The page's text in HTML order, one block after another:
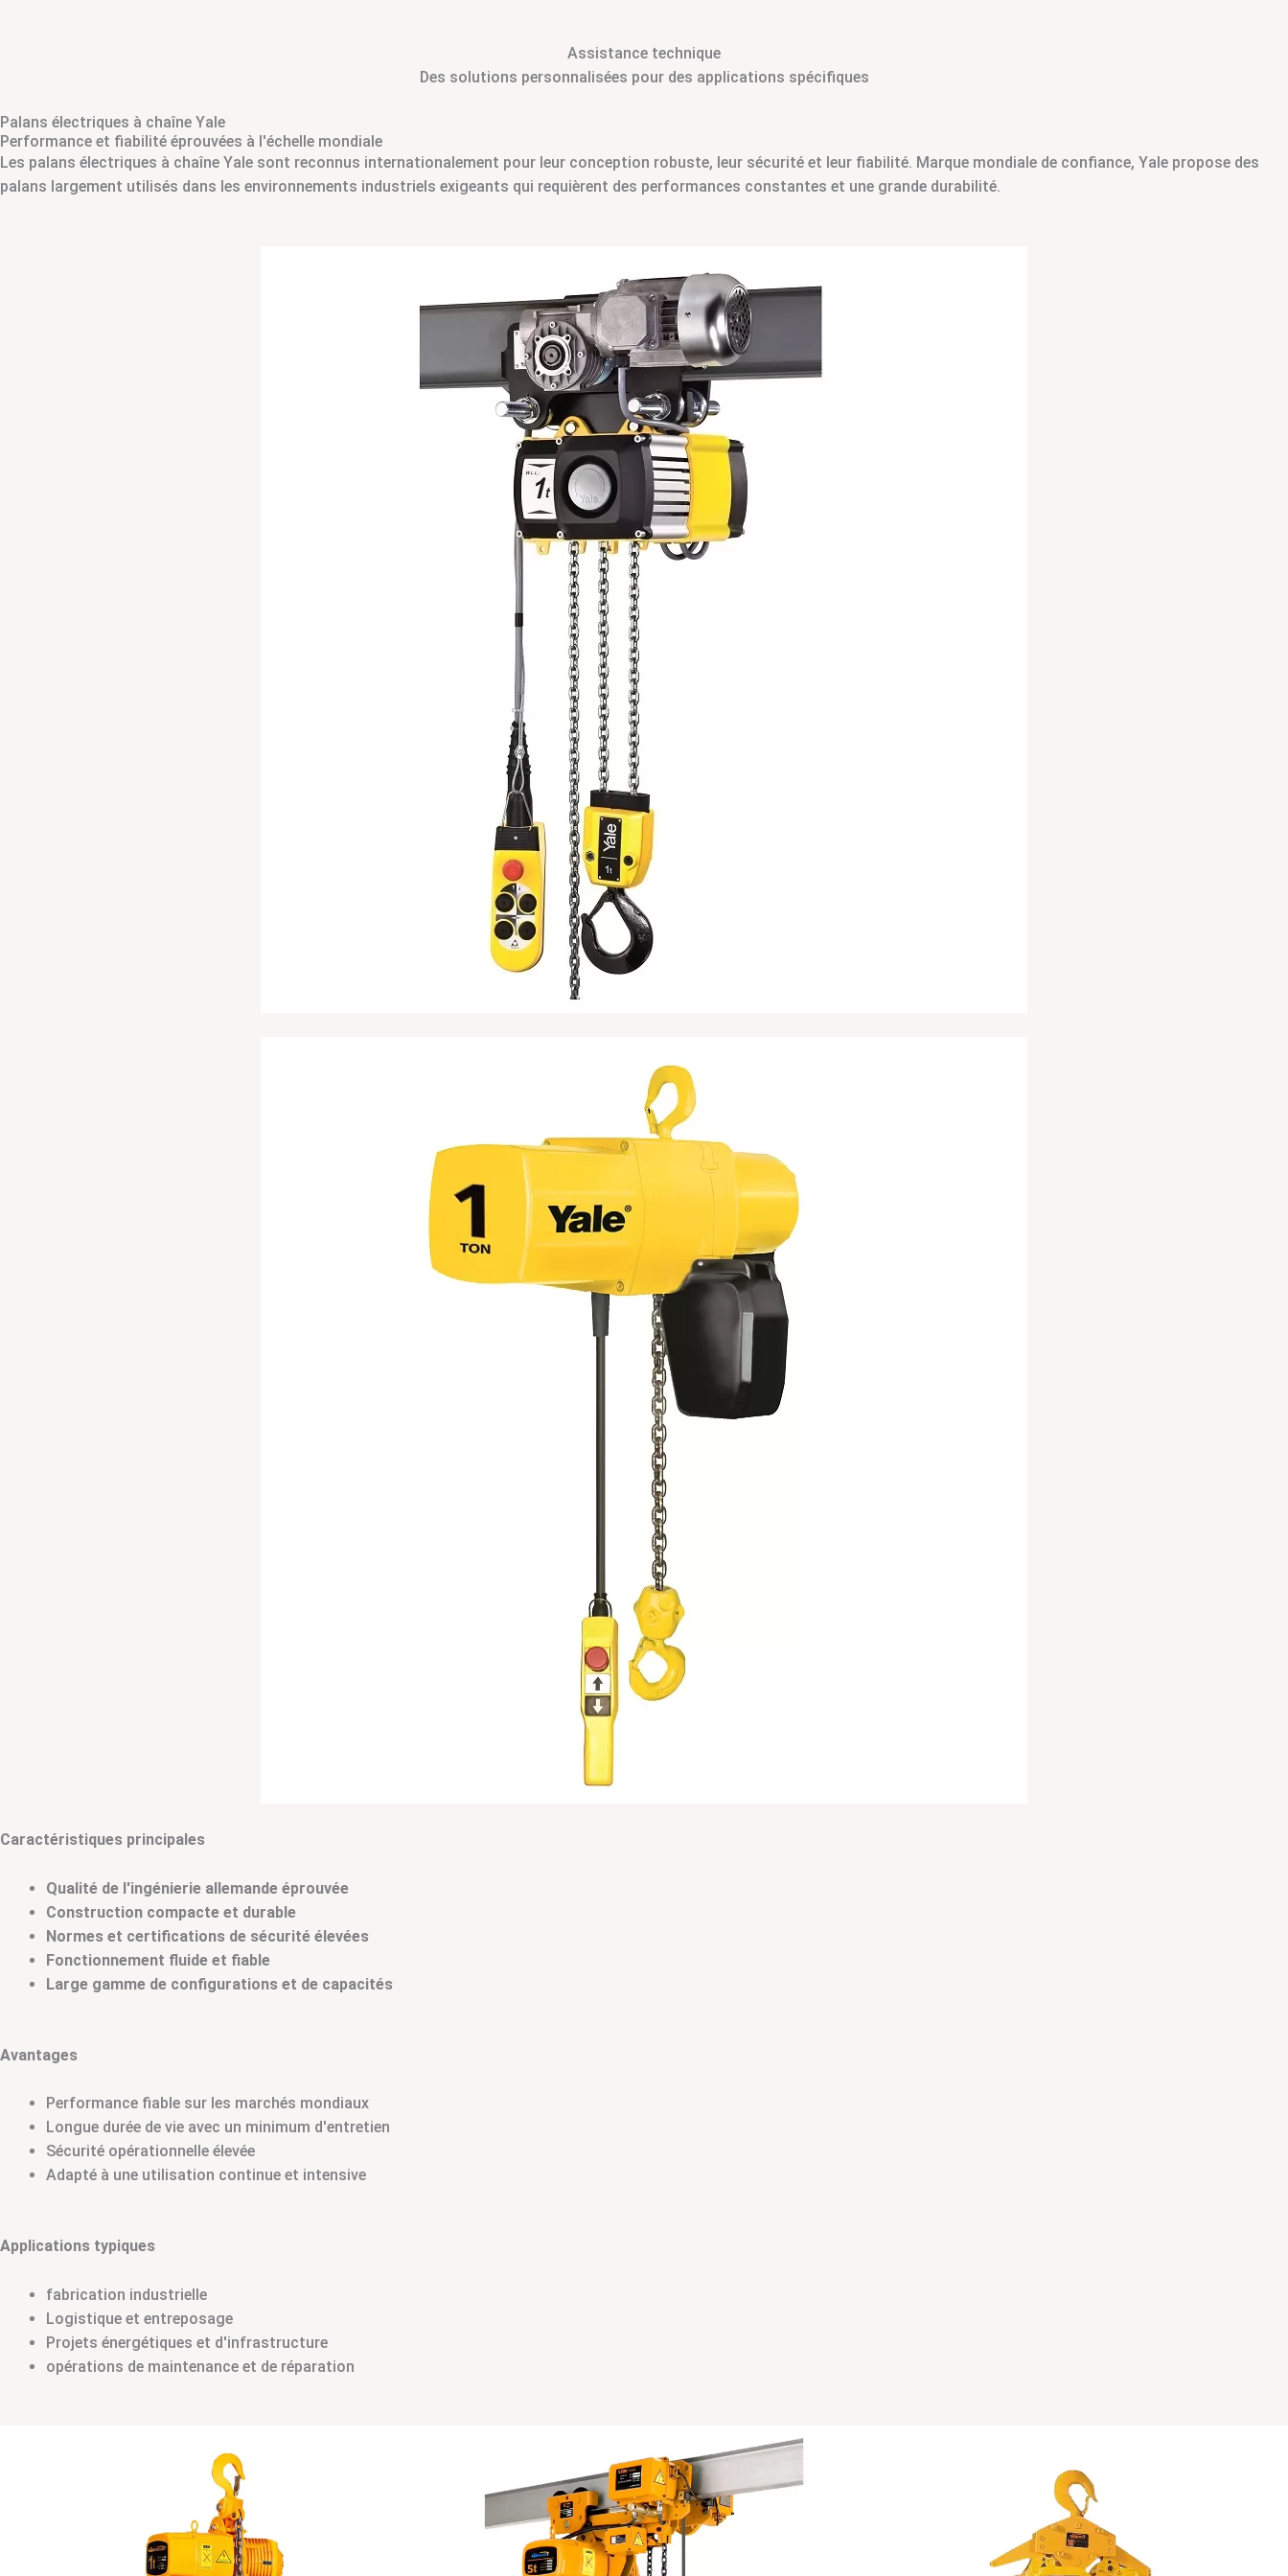
Assistance technique
Des solutions personnalisées pour des applications spécifiques
Palans électriques à chaîne Yale
Performance et fiabilité éprouvées à l'échelle mondiale
Les palans électriques à chaîne Yale sont reconnus internationalement pour leur conception robuste, leur sécurité et leur fiabilité. Marque mondiale de confiance, Yale propose des
palans largement utilisés dans les environnements industriels exigeants qui requièrent des performances constantes et une grande durabilité.
Caractéristiques principales
Qualité de l'ingénierie allemande éprouvée
Construction compacte et durable
Normes et certifications de sécurité élevées
Fonctionnement fluide et fiable
Large gamme de configurations et de capacités
Avantages
Performance fiable sur les marchés mondiaux
Longue durée de vie avec un minimum d'entretien
Sécurité opérationnelle élevée
Adapté à une utilisation continue et intensive
Applications typiques
fabrication industrielle
Logistique et entreposage
Projets énergétiques et d'infrastructure
opérations de maintenance et de réparation